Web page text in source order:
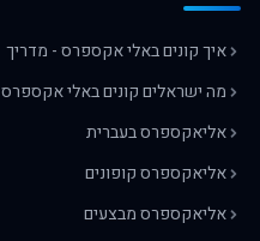
איך קונים באלי אקספרס - מדריך
מה ישראלים קונים באלי אקספרס
אליאקספרס בעברית
אליאקספרס קופונים
אליאקספרס מבצעים